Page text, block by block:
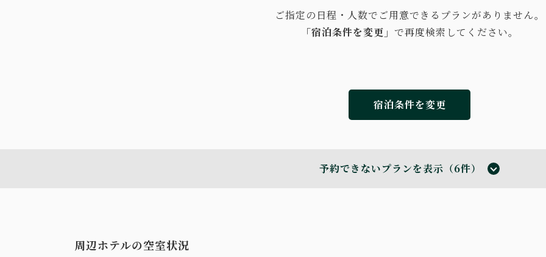
ご指定の日程・人数でご用意できるプランがありません。
「宿泊条件を変更」 で再度検索してください。
宿泊条件を変更
予約できないプランを表示（6件）
周辺ホテルの空室状況